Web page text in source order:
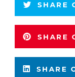
SHARE
SHARE
SHARE